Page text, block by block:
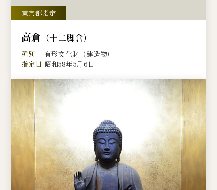
高倉 （十二脚倉）
種別
有形文化財（建造物）
指定日 昭和58年5月6日